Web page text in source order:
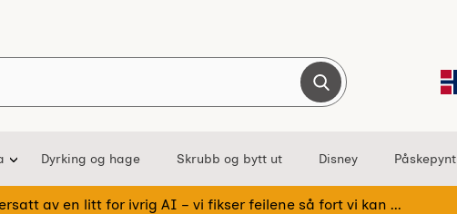
Søk
Dyrking og hage Skrubb og bytt ut Disney Påskepynt
av en litt for ivrig AI – vi fikser feilene så fort vi kan ...